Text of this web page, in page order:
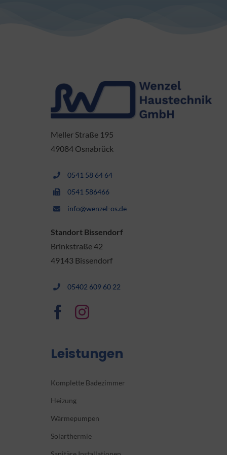
Meller Straße 195
49084 Osnabrück
0541 58 64 64
0541 586466
info@wenzel-os.de
Standort Bissendorf
Brinkstraße 42
49143 Bissendorf
05402 609 60 22
Leistungen
Komplette Badezimmer
Heizung
Wärmepumpen
Solarthermie